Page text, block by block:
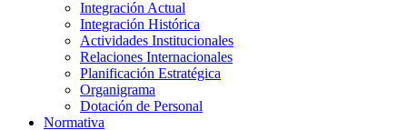
Integración Actual
Integración Histórica
Actividades Institucionales
Relaciones Internacionales
Planificación Estratégica
Organigrama
Dotación de Personal
Normativa